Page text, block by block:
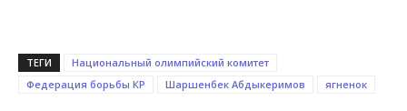
ТЕГИ
Национальный олимпийский комитет
Федерация борьбы КР
Шаршенбек Абдыкеримов ягненок